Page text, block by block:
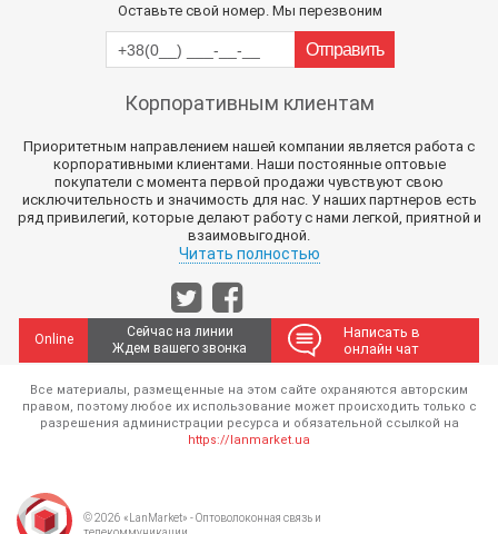
Оставьте свой номер. Мы перезвоним
Корпоративным клиентам
Приоритетным направлением нашей компании является работа с
корпоративными клиентами. Наши постоянные оптовые
покупатели с момента первой продажи чувствуют свою
исключительность и значимость для нас. У наших партнеров есть
ряд привилегий, которые делают работу с нами легкой, приятной и
взаимовыгодной.
Читать полностью
Online
Сейчас на линии
Ждем вашего звонка
Написать в
онлайн чат
© 2026 «LanMarket» - Оптоволоконная связь и
Все материалы, размещенные на этом сайте охраняются авторским
правом, поэтому любое их использование может происходить только с
разрешения администрации ресурса и обязательной ссылкой на
https://lanmarket.ua